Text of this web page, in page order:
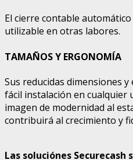
El cierre contable
utilizable en otras labores.
TAMAÑOS Y ERGONOMÍA
Sus reducidas dimensiones
fácil instalación en cualquier
imagen de modernidad al
contribuirá al crecimiento y
Las soluciónes Securecash